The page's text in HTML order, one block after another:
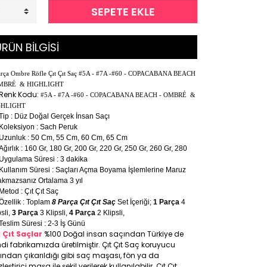
SEPETE EKLE
BİLGİSİ
Ombre Röfle Çıt Çıt Saç #5A - #7A -#60 - COPACABANA BEACH
& HIGHLIGHT
Kodu: #5A - #7A -#60 - COPACABANA BEACH - OMBRÉ &
: Düz Doğal Gerçek İnsan Saçı
Koleksiyon : Sach Peruk
Uzunluk : 50 Cm, 55 Cm, 60 Cm, 65 Cm
: 160 Gr, 180 Gr, 200 Gr, 220 Gr, 250 Gr, 260 Gr, 280
Uygulama Süresi : 3 dakika
Kullanım Süresi : Saçları Açma Boyama İşlemlerine Maruz
Ortalama 3 yıl
Metod : Çıt Çıt Saç
: Toplam 8 Parça Çıt Çıt Saç Set İçeriği; 1 Parça 4
3 Parça 3 Klipsli, 4 Parça 2 Klipsli,
Süresi : 2-3 İş Günü
Çıt Saçlar %100 Doğal insan saçından Türkiye de
fabrikamızda üretilmiştir. Çıt Çıt Saç koruyucu
çıkarıldığı gibi saç maşası, fön ya da